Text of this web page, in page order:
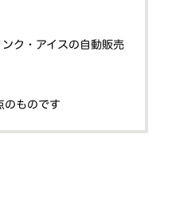
ク・アイスの自動販売
ものです